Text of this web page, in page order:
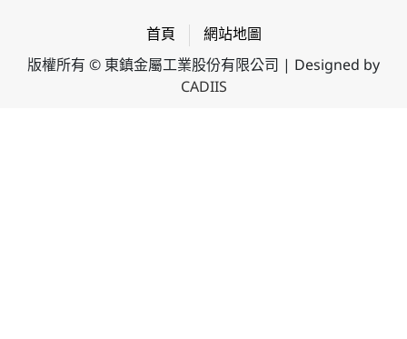
首頁
網站地圖
版權所有 © 東鎮金屬工業股份有限公司 | Designed by
CADIIS